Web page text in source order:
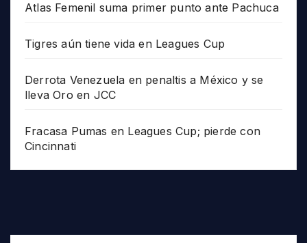
Atlas Femenil suma primer punto ante Pachuca
Tigres aún tiene vida en Leagues Cup
Derrota Venezuela en penaltis a México y se
lleva Oro en JCC
Fracasa Pumas en Leagues Cup; pierde con
Cincinnati